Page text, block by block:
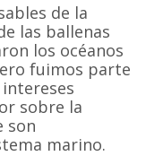
de la
las ballenas
los océanos
fuimos parte
sobre la
son
marino.